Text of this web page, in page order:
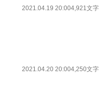
2021.04.19 20:004,921文字
2021.04.20 20:004,250文字